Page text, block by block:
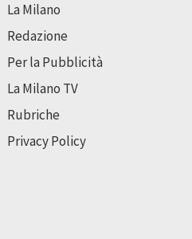
La Milano
Redazione
Per la Pubblicità
La Milano TV
Rubriche
Privacy Policy